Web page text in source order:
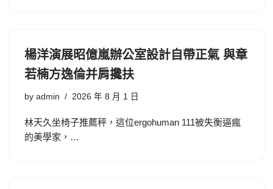
楊洋演展昭億嵐辦公室設計自帶正氣 與章
若楠方逸倫并肩攙扶
by admin 2026 年 8 月 1 日
林天久坐椅子推薦秤，這位ergohuman 111被失衡逼瘋
的美學家，…